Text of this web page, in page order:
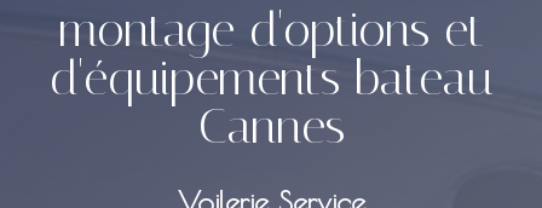
montage d'options et
d'équipements bateau
Cannes